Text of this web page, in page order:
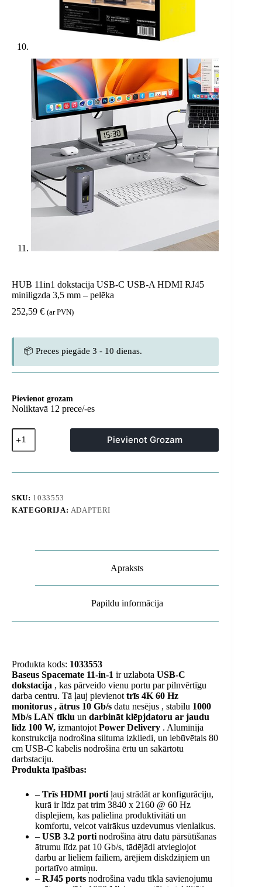
HUB 11in1 dokstacija USB-C USB-A HDMI RJ45
miniligzda 3,5 mm – pelēka
252,59 € (ar PVN)
📦 Preces piegāde 3 - 10 dienas.
Pievienot grozam
Noliktavā 12 prece/-es
HUB
11in1
dokstacija
C
HDMI
RJ45
Pievienot Grozam
SKU: 1033553
KATEGORIJA: ADAPTERI
Apraksts
Papildu informācija
Produkta kods: 1033553
Baseus Spacemate 11-in-1 ir uzlabota USB-C
dokstacija , kas pārveido vienu portu par pilnvērtīgu
darba centru. Tā ļauj pievienot trīs 4K 60 Hz
monitorus , ātrus 10 Gb/s datu nesējus , stabilu 1000
Mb/s LAN tīklu un darbināt klēpjdatoru ar jaudu
līdz 100 W, izmantojot Power Delivery . Alumīnija
konstrukcija nodrošina siltuma izkliedi, un iebūvētais 80
cm USB-C kabelis nodrošina ērtu un sakārtotu
darbstaciju.
Produkta īpašības:
– Trīs HDMI porti ļauj strādāt ar konfigurāciju,
kurā ir līdz pat trim 3840 x 2160 @ 60 Hz
displejiem, kas palielina produktivitāti un
komfortu, veicot vairākus uzdevumus vienlaikus.
– USB 3.2 porti nodrošina ātru datu pārsūtīšanas
ātrumu līdz pat 10 Gb/s, tādējādi atvieglojot
darbu ar lieliem failiem, ārējiem diskdziņiem un
portatīvo atmiņu.
– RJ45 ports nodrošina vadu tīkla savienojumu